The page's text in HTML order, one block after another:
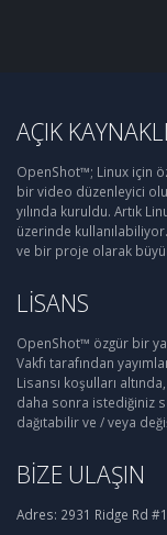
AÇIK KAYNAKLI
OpenShot™; Linux için
bir video düzenleyici
yılında kuruldu. Artık
üzerinde
ve bir proje olarak
LISANS
OpenShot™ özgür bir
Vakfı tarafından
Lisansı koşulları
daha sonra istediğiniz
dağıtabilir ve / veya
BIZE ULAŞIN
Adres: 2931 Ridge Rd